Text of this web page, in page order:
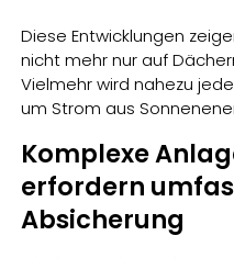
Diese Entwicklungen
nicht mehr nur auf
Vielmehr wird nahezu
um Strom aus
Komplexe
erfordern
Absicherung